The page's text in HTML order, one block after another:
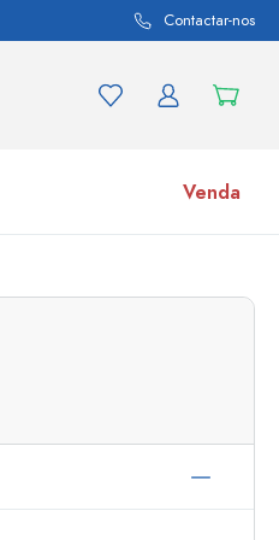
Contactar-nos
Venda